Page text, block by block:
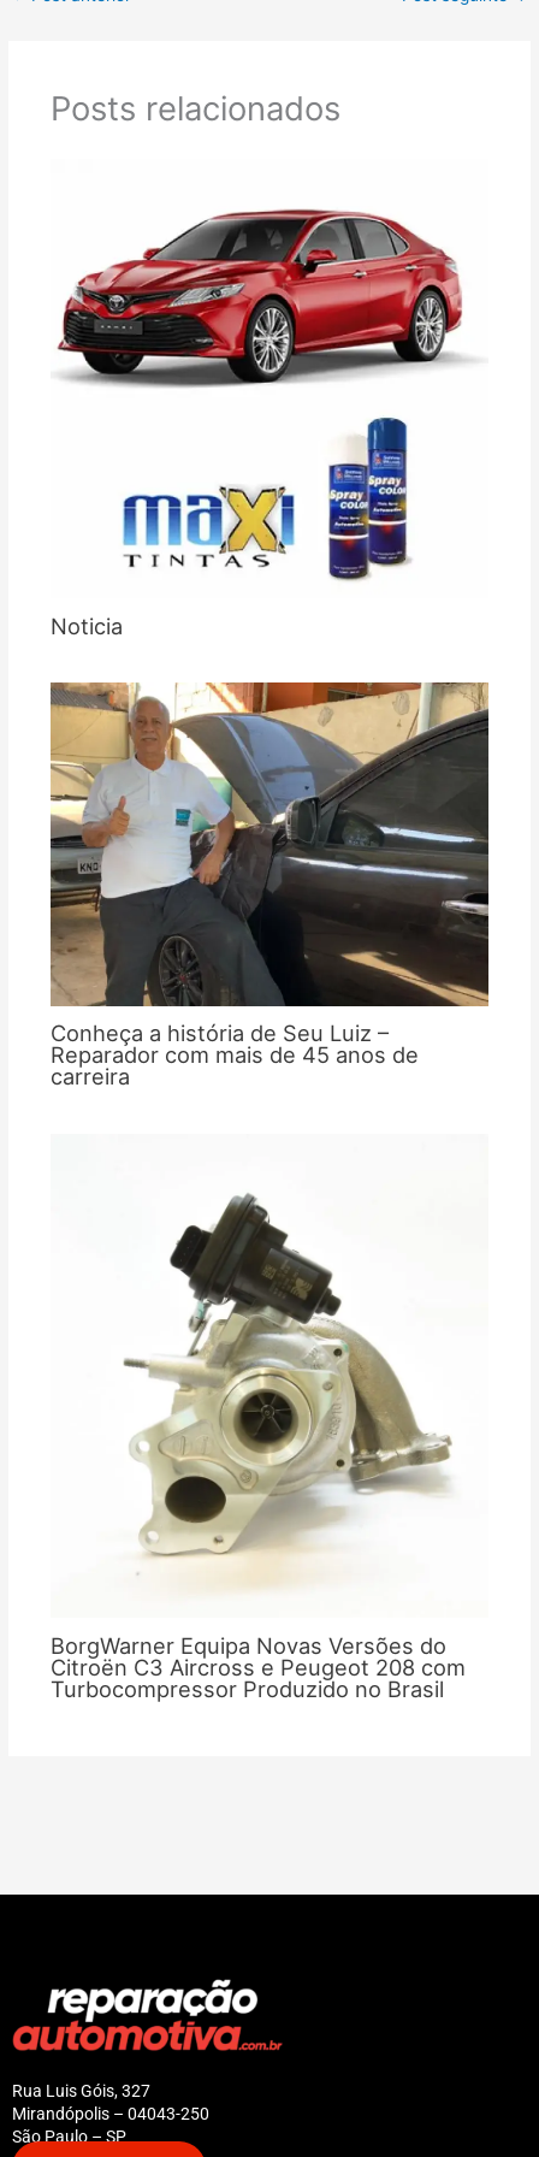
Posts relacionados
Noticia
Conheça a história de Seu Luiz –
Reparador com mais de 45 anos de
carreira
BorgWarner Equipa Novas Versões do
Citroën C3 Aircross e Peugeot 208 com
Turbocompressor Produzido no Brasil
Rua Luis Góis, 327
Mirandópolis – 04043-250
São Paulo – SP